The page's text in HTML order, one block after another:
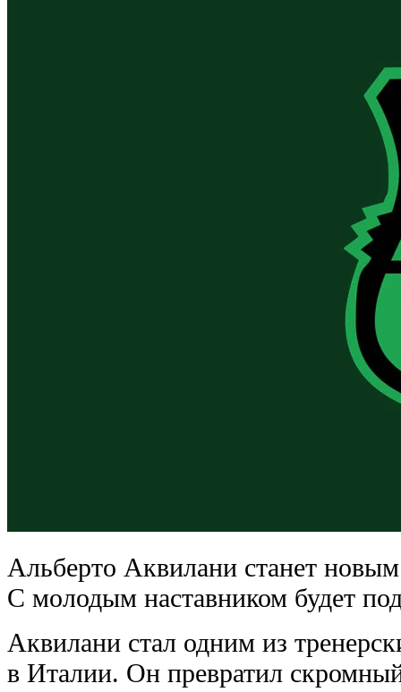
Альберто Аквилани станет
С молодым наставником будет
Аквилани стал одним из
в Италии. Он превратил